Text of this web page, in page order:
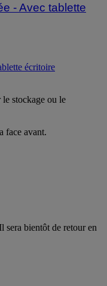
- Avec tablette
écritoire
stockage ou le
face avant.
sera bientôt de retour en